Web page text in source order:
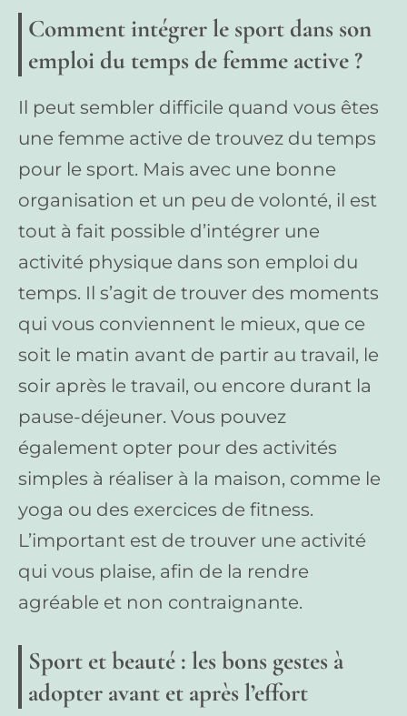
Comment intégrer le sport dans son
emploi du temps de femme active ?
Il peut sembler difficile quand vous êtes
une femme active de trouvez du temps
pour le sport. Mais avec une bonne
organisation et un peu de volonté, il est
tout à fait possible d’intégrer une
activité physique dans son emploi du
temps. Il s’agit de trouver des moments
qui vous conviennent le mieux, que ce
soit le matin avant de partir au travail, le
soir après le travail, ou encore durant la
pause-déjeuner. Vous pouvez
également opter pour des activités
simples à réaliser à la maison, comme le
yoga ou des exercices de fitness.
L’important est de trouver une activité
qui vous plaise, afin de la rendre
agréable et non contraignante.
Sport et beauté : les bons gestes à
adopter avant et après l’effort